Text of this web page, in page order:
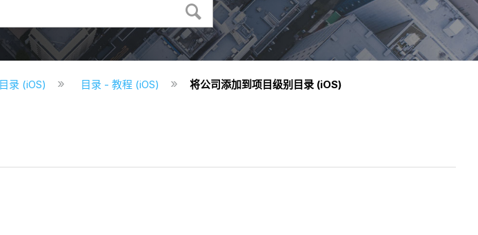
目录 (iOS) 目录 - 教程 (iOS) 将公司添加到项目级别目录 (iOS)